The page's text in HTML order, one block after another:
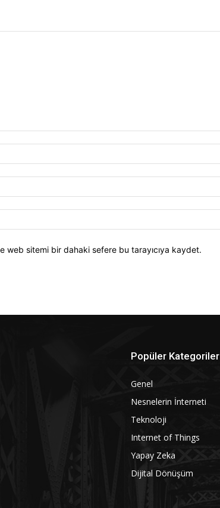
web sitemi bir dahaki sefere bu tarayıcıya kaydet.
Popüler Kategoriler
Genel
Nesnelerin İnterneti
Teknoloji
Internet of Things
Yapay Zeka
Dijital Dönüşüm